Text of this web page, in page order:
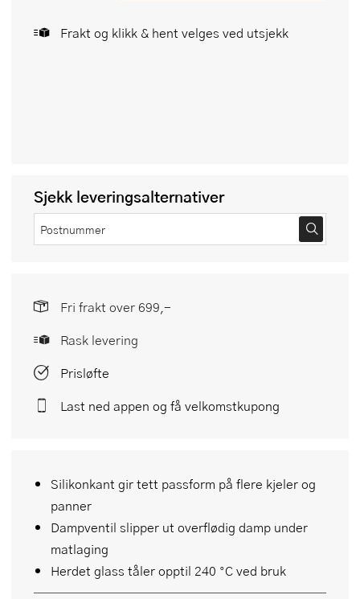
Frakt og klikk & hent velges ved utsjekk
Silikonkant gir tett passform på flere kjeler og
panner
Dampventil slipper ut overflødig damp under
matlaging
Herdet glass tåler opptil 240 °C ved bruk
Sjekk leveringsalternativer
Fri frakt over 699,-
Rask levering
Prisløfte
Last ned appen og få velkomstkupong